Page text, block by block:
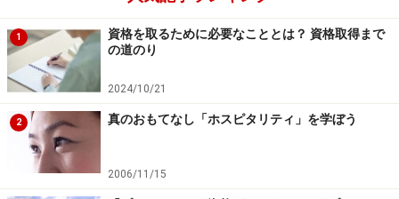
れることが、私にとって一番の「資格の価値」だと言え
るでしょう。多くの情報チャネルを持つことは、仕事の
幅を広げる糧になると信じています。
資格ごとでは、システム監査技術者について言えば、
「システム監査人協会」という団体があります。ここで
は、月次で勉強会を開いており、実務に役立つようなセ
ミナーを受けることができるんです。これはとても勉強
1
資格を取るために必要なこととは？ 資格取得まで
の道のり
2024/10/21
2 真のおもてなし「ホスピタリティ」を学ぼう
2006/11/15